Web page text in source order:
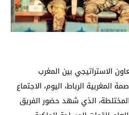
الاستراتيجي بين المغرب
المغربية الرباط، اليوم، الاجتماع
الذي شهد حضور الفريق